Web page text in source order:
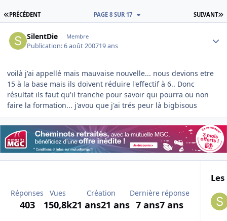
PREMIÈRE PAGE
PRÉCÉDENT SUIVANT
PAGE 8 SUR 17
SilentDie Membre
Publication:6 août 200719 ans
voilà j'ai appellé mais mauvaise nouvelle... nous devions etre
15 à la base mais ils doivent réduire l'effectif à 6.. Donc
résultat ils faut qu'il tranche pour savoir qui pourra ou non
faire la formation... j'avou que j'ai trés peur là bigbisous
Réponses
403
Vues
150,8k
Création
21 ans21 ans
Dernière réponse
7 ans7 ans